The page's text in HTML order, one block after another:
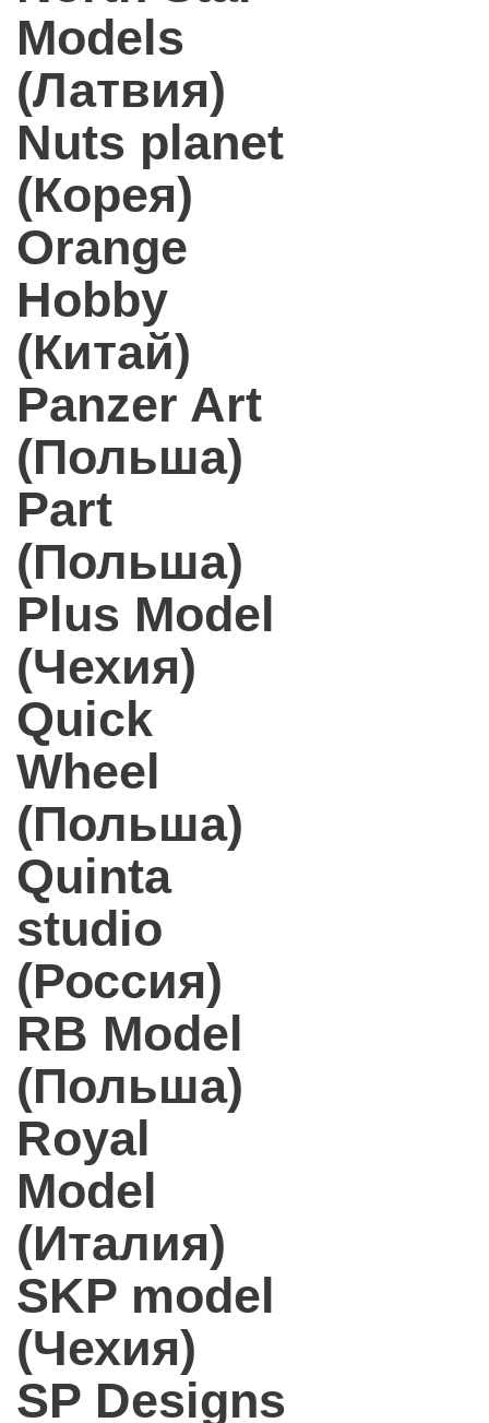
Models
(Латвия)
Nuts planet
(Корея)
Orange
Hobby
(Китай)
Panzer Art
(Польша)
Part
(Польша)
Plus Model
(Чехия)
Quick
Wheel
(Польша)
Quinta
studio
(Россия)
RB Model
(Польша)
Royal
Model
(Италия)
SKP model
(Чехия)
SP Designs